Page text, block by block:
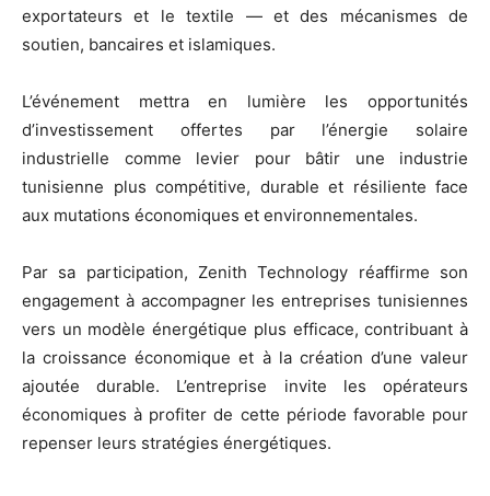
exportateurs et le textile — et des mécanismes de
soutien, bancaires et islamiques.
L’événement mettra en lumière les opportunités
d’investissement offertes par l’énergie solaire
industrielle comme levier pour bâtir une industrie
tunisienne plus compétitive, durable et résiliente face
aux mutations économiques et environnementales.
Par sa participation, Zenith Technology réaffirme son
engagement à accompagner les entreprises tunisiennes
vers un modèle énergétique plus efficace, contribuant à
la croissance économique et à la création d’une valeur
ajoutée durable. L’entreprise invite les opérateurs
économiques à profiter de cette période favorable pour
repenser leurs stratégies énergétiques.